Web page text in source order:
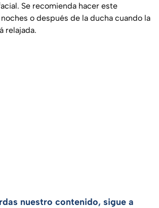
Se recomienda hacer este
o después de la ducha cuando la
relajada.
nuestro contenido, sigue a